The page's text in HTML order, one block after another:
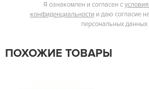
Я ознакомлен и согласен с
конфиденциальности и даю согласие
персональных данных
ПОХОЖИЕ ТОВАРЫ